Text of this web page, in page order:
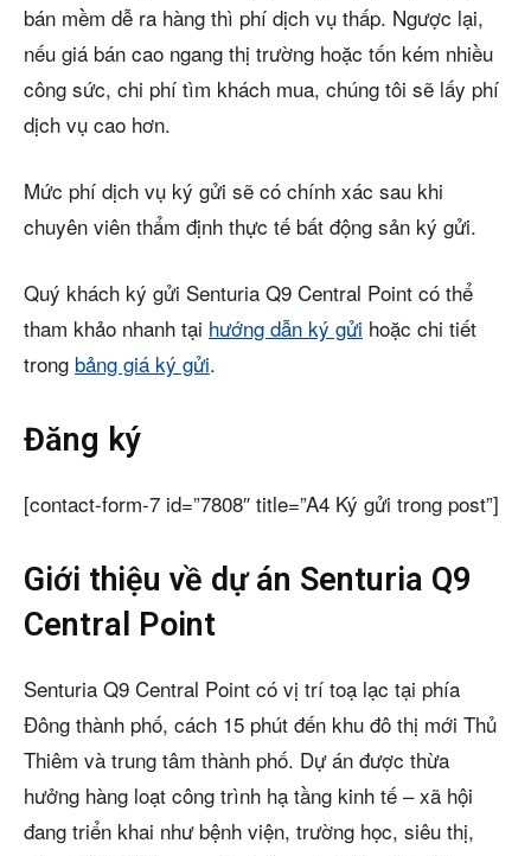
bán mềm dễ ra hàng thì phí dịch vụ thấp. Ngược lại,
nếu giá bán cao ngang thị trường hoặc tốn kém nhiều
công sức, chi phí tìm khách mua, chúng tôi sẽ lấy phí
dịch vụ cao hơn.
Mức phí dịch vụ ký gửi sẽ có chính xác sau khi
chuyên viên thẩm định thực tế bất động sản ký gửi.
Quý khách ký gửi Senturia Q9 Central Point có thể
tham khảo nhanh tại hướng dẫn ký gửi hoặc chi tiết
trong bảng giá ký gửi.
Đăng ký
[contact-form-7 id=”7808″ title=”A4 Ký gửi trong post”]
Giới thiệu về dự án Senturia Q9
Central Point
Senturia Q9 Central Point có vị trí toạ lạc tại phía
Đông thành phố, cách 15 phút đến khu đô thị mới Thủ
Thiêm và trung tâm thành phố. Dự án được thừa
hưởng hàng loạt công trình hạ tầng kinh tế – xã hội
đang triển khai như bệnh viện, trường học, siêu thị,